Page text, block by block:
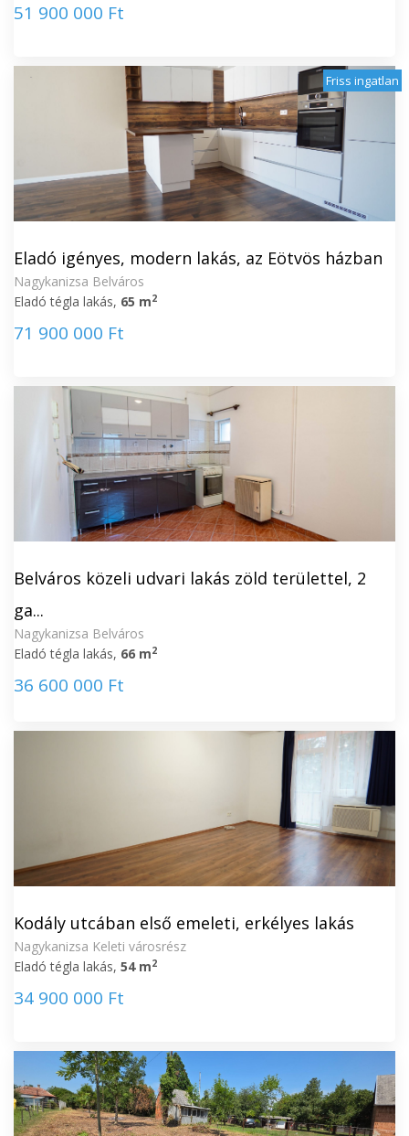
51 900 000 Ft
Friss ingatlan
Eladó igényes, modern lakás, az Eötvös házban
Nagykanizsa Belváros
Eladó tégla lakás, 65 m2
71 900 000 Ft
Belváros közeli udvari lakás zöld területtel, 2
ga...
Nagykanizsa Belváros
Eladó tégla lakás, 66 m2
36 600 000 Ft
Kodály utcában első emeleti, erkélyes lakás
Nagykanizsa Keleti városrész
Eladó tégla lakás, 54 m2
34 900 000 Ft